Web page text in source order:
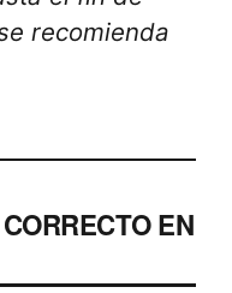
recomienda
EN